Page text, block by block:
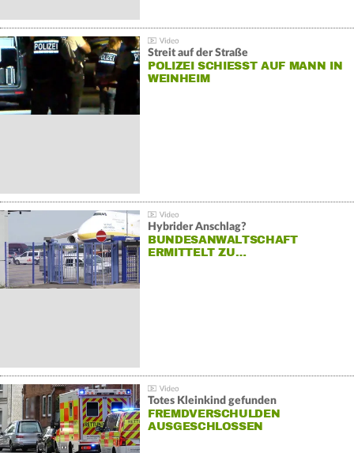
Streit auf der Straße
POLIZEI SCHIESST AUF MANN IN W
EINHEIM
Hybrider Anschlag?
BUNDESANWALTSCHAFT
ERMITTELT ZU…
Totes Kleinkind gefunden
FREMDVERSCHULDEN
AUSGESCHLOSSEN